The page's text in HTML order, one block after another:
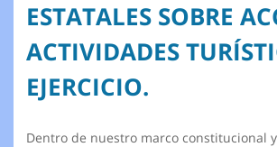
ESTATALES SOBRE
ACTIVIDADES
EJERCICIO.
Dentro de nuestro marco constitucional